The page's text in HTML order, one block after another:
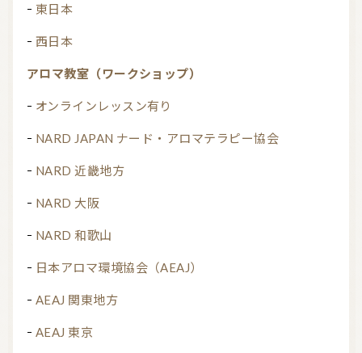
東日本
西日本
アロマ教室（ワークショップ）
オンラインレッスン有り
NARD JAPAN ナード・アロマテラピー協会
NARD 近畿地方
NARD 大阪
NARD 和歌山
日本アロマ環境協会（AEAJ）
AEAJ 関東地方
AEAJ 東京